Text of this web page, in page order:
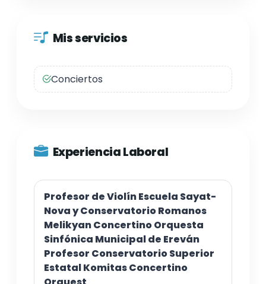
Mis servicios
Conciertos
Experiencia Laboral
Profesor de Violín Escuela Sayat-
Nova y Conservatorio Romanos
Melikyan Concertino Orquesta
Sinfónica Municipal de Ereván
Profesor Conservatorio Superior
Estatal Komitas Concertino